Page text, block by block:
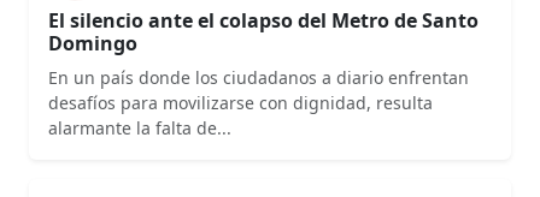
El silencio ante el colapso del Metro de Santo
Domingo
En un país donde los ciudadanos a diario enfrentan
desafíos para movilizarse con dignidad, resulta
alarmante la falta de...